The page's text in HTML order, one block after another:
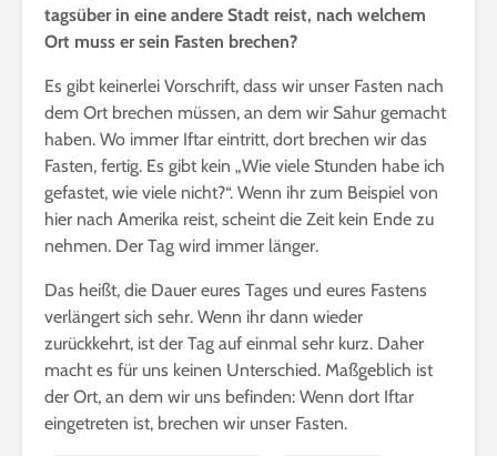
tagsüber in eine andere Stadt reist, nach welchem
Ort muss er sein Fasten brechen?
Es gibt keinerlei Vorschrift, dass wir unser Fasten nach
dem Ort brechen müssen, an dem wir Sahur gemacht
haben. Wo immer Iftar eintritt, dort brechen wir das
Fasten, fertig. Es gibt kein „Wie viele Stunden habe ich
gefastet, wie viele nicht?“. Wenn ihr zum Beispiel von
hier nach Amerika reist, scheint die Zeit kein Ende zu
nehmen. Der Tag wird immer länger.
Das heißt, die Dauer eures Tages und eures Fastens
verlängert sich sehr. Wenn ihr dann wieder
zurückkehrt, ist der Tag auf einmal sehr kurz. Daher
macht es für uns keinen Unterschied. Maßgeblich ist
der Ort, an dem wir uns befinden: Wenn dort Iftar
eingetreten ist, brechen wir unser Fasten.